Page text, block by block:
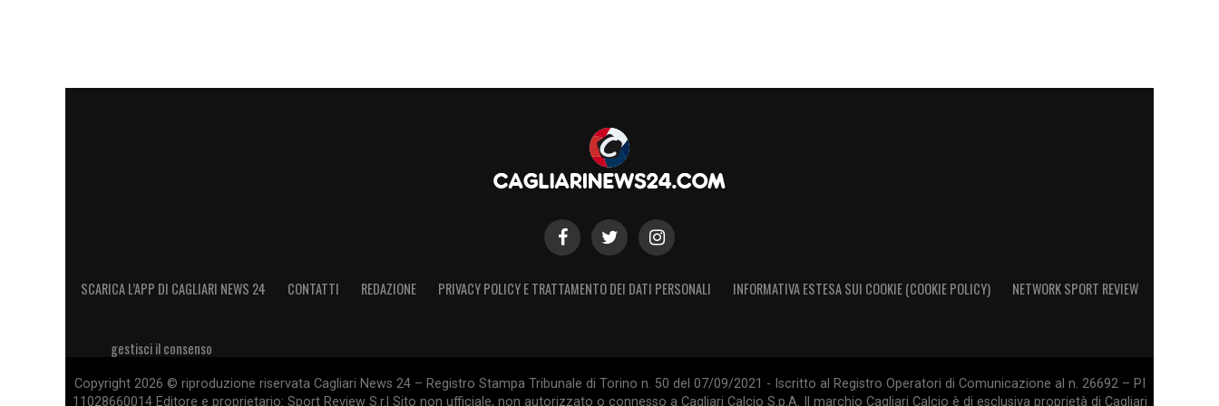
SCARICA L’APP DI CAGLIARI NEWS 24 CONTATTI REDAZIONE PRIVACY POLICY E TRATTAMENTO DEI DATI PERSONALI INFORMATIVA ESTESA SUI COOKIE (COOKIE POLICY) NETWORK SPORT REVIEW
gestisci il consenso
Copyright 2026 © riproduzione riservata Cagliari News 24 – Registro Stampa Tribunale di Torino n. 50 del 07/09/2021 - Iscritto al Registro Operatori di Comunicazione al n. 26692 – PI
11028660014 Editore e proprietario: Sport Review S.r.l Sito non ufficiale, non autorizzato o connesso a Cagliari Calcio S.p.A. Il marchio Cagliari Calcio è di esclusiva proprietà di Cagliari